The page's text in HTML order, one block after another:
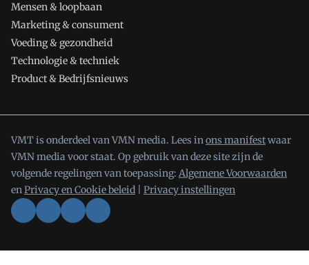
Mensen & loopbaan
Marketing & consument
Voeding & gezondheid
Technologie & techniek
Product & Bedrijfsnieuws
VMT is onderdeel van VMN media. Lees inons manifestwaar
VMN media voor staat. Op gebruik van deze site zijn de
volgende regelingen van toepassing: Algemene Voorwaarden
enPrivacy en Cookie beleid Privacy instellingen